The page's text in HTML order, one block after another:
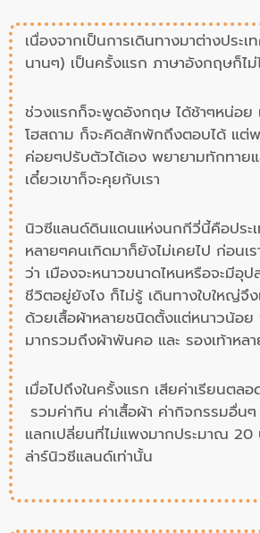
เนื่องจากเป็นการเดินทางมาต่างประ
นานๆ) เป็นครั้งแรก ภาษาอังกฤษก็ไม่
ช่วงแรกก็จะพูดอังกฤษ ได้ช้าๆหน่อย
โฮสถาม ก็จะคิดสักพักถึงตอบได้ แต่
ค่อยๆปรับตัวได้เอง พยายามทักทายแ
เดี๋ยวเขาก็จะคุยกับเรา
นิวซีแลนด์ดินแดนแห่งนกกีวี่นี้คือประ
หลายๆคนเกิดมาก็ยังไม่เคยไป ก่อนเ
ว่า เมืองจะหนาวขนาดไหนหรือจะมีอุป
ชีวิตอยู่ยังไง ก็ไม่รู้ เดินทางใบใหญ่จึง
ด้วยเสื้อผ้าหลายชนิดตั้งแต่หนาวน้อ
มากรวมถึงผ้าพันคอ และ รองเท้าหล
เมื่อไปถึงในครั้งแรก เสียค่าเรียนตล
รวมค่ากิน ค่าเสื้อผ้า ค่ากิจกรรมอื่น
แลกเปลี่ยนที่ไม่แพงมากประมาณ 20
ล่าร์นิวซีแลนด์เท่านั้น